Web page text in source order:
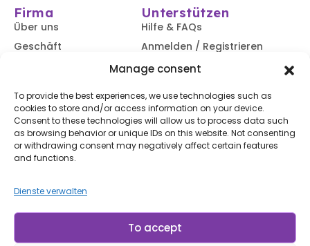
Manage consent
To provide the best experiences, we use technologies such as
cookies to store and/or access information on your device.
Consent to these technologies will allow us to process data such
as browsing behavior or unique IDs on this website. Not consenting
or withdrawing consent may negatively affect certain features
and functions.
Dienste verwalten
To accept
Firma
Über uns
Geschäft
Unterstützen
Hilfe & FAQs
Anmelden / Registrieren
Verfolgen Sie Ihre
Bestellung
Versand &
Rücksendungen
Zugänglichkeit
Abonnieren Sie unseren Newsletter
undDatenschutzerklärung.